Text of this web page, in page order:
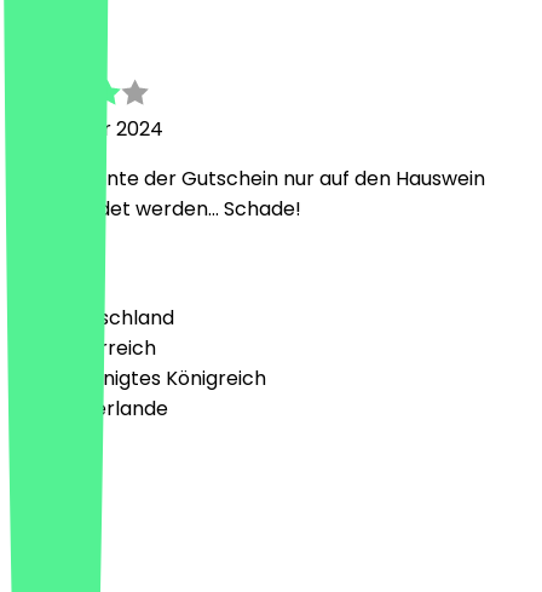
19. Februar 2024
Leider konnte der Gutschein nur auf den Hauswein
angewendet werden... Schade!
🇩🇪 Deutschland
🇦🇹 Österreich
🇬🇧 Vereinigtes Königreich
🇳🇱 Niederlande
Deutsch
English